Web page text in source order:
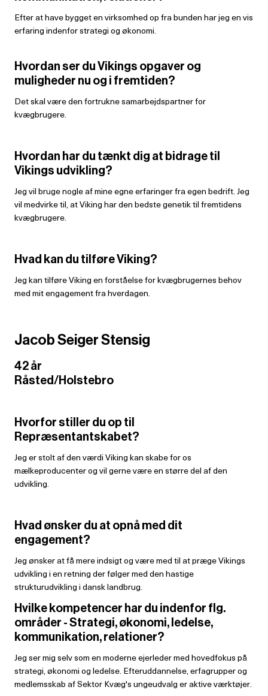
Efter at have bygget en virksomhed op fra bunden har jeg en vis
erfaring indenfor strategi og økonomi.
Hvordan ser du Vikings opgaver og
muligheder nu og i fremtiden?
Det skal være den fortrukne samarbejdspartner for
kvægbrugere.
Hvordan har du tænkt dig at bidrage til
Vikings udvikling?
Jeg vil bruge nogle af mine egne erfaringer fra egen bedrift. Jeg
vil medvirke til, at Viking har den bedste genetik til fremtidens
kvægbrugere.
Hvad kan du tilføre Viking?
Jeg kan tilføre Viking en forståelse for kvægbrugernes behov
med mit engagement fra hverdagen.
Jacob Seiger Stensig
42 år
Råsted/Holstebro
Hvorfor stiller du op til
Repræsentantskabet?
Jeg er stolt af den værdi Viking kan skabe for os
mælkeproducenter og vil gerne være en større del af den
udvikling.
Hvad ønsker du at opnå med dit
engagement?
Jeg ønsker at få mere indsigt og være med til at præge Vikings
udvikling i en retning der følger med den hastige
strukturudvikling i dansk landbrug.
Hvilke kompetencer har du indenfor flg.
områder - Strategi, økonomi, ledelse,
kommunikation, relationer?
Jeg ser mig selv som en moderne ejerleder med hovedfokus på
strategi, økonomi og ledelse. Efteruddannelse, erfagrupper og
medlemsskab af Sektor Kvæg's ungeudvalg er aktive værktøjer.